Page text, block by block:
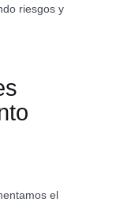
riesgos y
el